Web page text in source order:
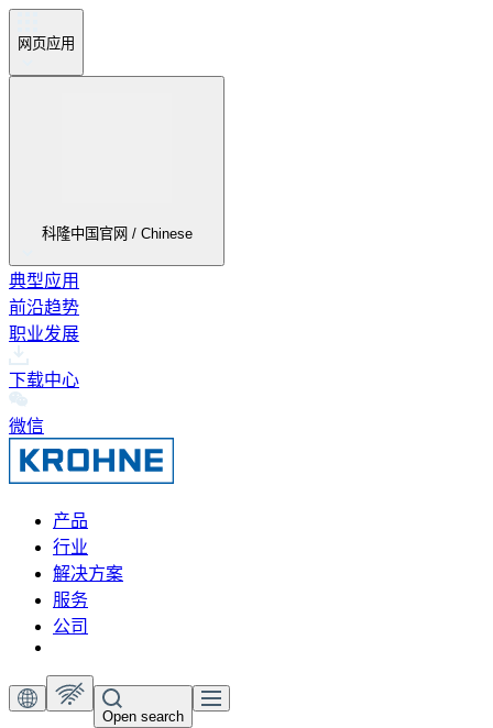
网页应用
科隆中国官网 / Chinese
典型应用
前沿趋势
职业发展
下载中心
微信
产品
行业
解决方案
服务
公司
Open search